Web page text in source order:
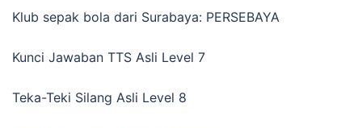
Klub sepak bola dari Surabaya: PERSEBAYA
Kunci Jawaban TTS Asli Level 7
Teka-Teki Silang Asli Level 8